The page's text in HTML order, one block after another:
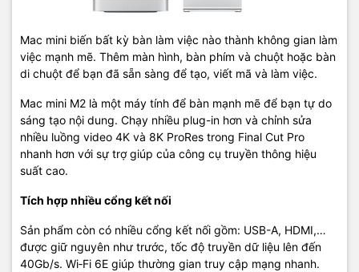
Mac mini biến bất kỳ bàn làm việc nào thành không gian làm
việc mạnh mẽ. Thêm màn hình, bàn phím và chuột hoặc bàn
di chuột để bạn đã sẵn sàng để tạo, viết mã và làm việc.
Mac mini M2 là một máy tính để bàn mạnh mẽ để bạn tự do
sáng tạo nội dung. Chạy nhiều plug-in hơn và chỉnh sửa
nhiều luồng video 4K và 8K ProRes trong Final Cut Pro
nhanh hơn với sự trợ giúp của công cụ truyền thông hiệu
suất cao.
Tích hợp nhiều cổng kết nối
Sản phẩm còn có nhiều cổng kết nối gồm: USB-A, HDMI,…
được giữ nguyên như trước, tốc độ truyền dữ liệu lên đến
40Gb/s. Wi‑Fi 6E giúp thường gian truy cập mạng nhanh.